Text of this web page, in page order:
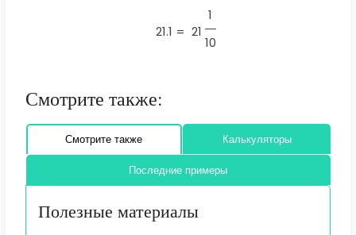
21.1 = 21
1
10
Смотрите также:
Смотрите также Калькуляторы
Последние примеры
Полезные материалы